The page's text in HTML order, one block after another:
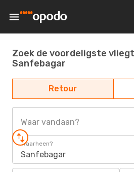
Zoek de voordeligste
Sanfebagar
Retour
Waar vandaan?
Waarheen?
Sanfebagar